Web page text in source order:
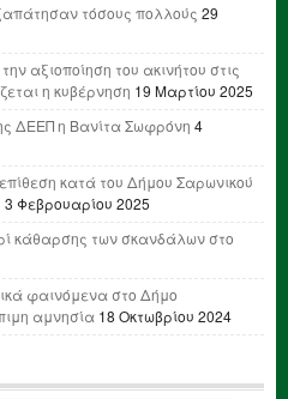
τόσους πολλούς 29
αξιοποίηση του ακινήτου στις
η κυβέρνηση 19 Μαρτίου 2025
ΔΕΕΠ η Βανίτα Σωφρόνη 4
κατά του Δήμου Σαρωνικού
3 Φεβρουαρίου 2025
κάθαρσης των σκανδάλων στο
φαινόμενα στο Δήμο
αμνησία 18 Οκτωβρίου 2024